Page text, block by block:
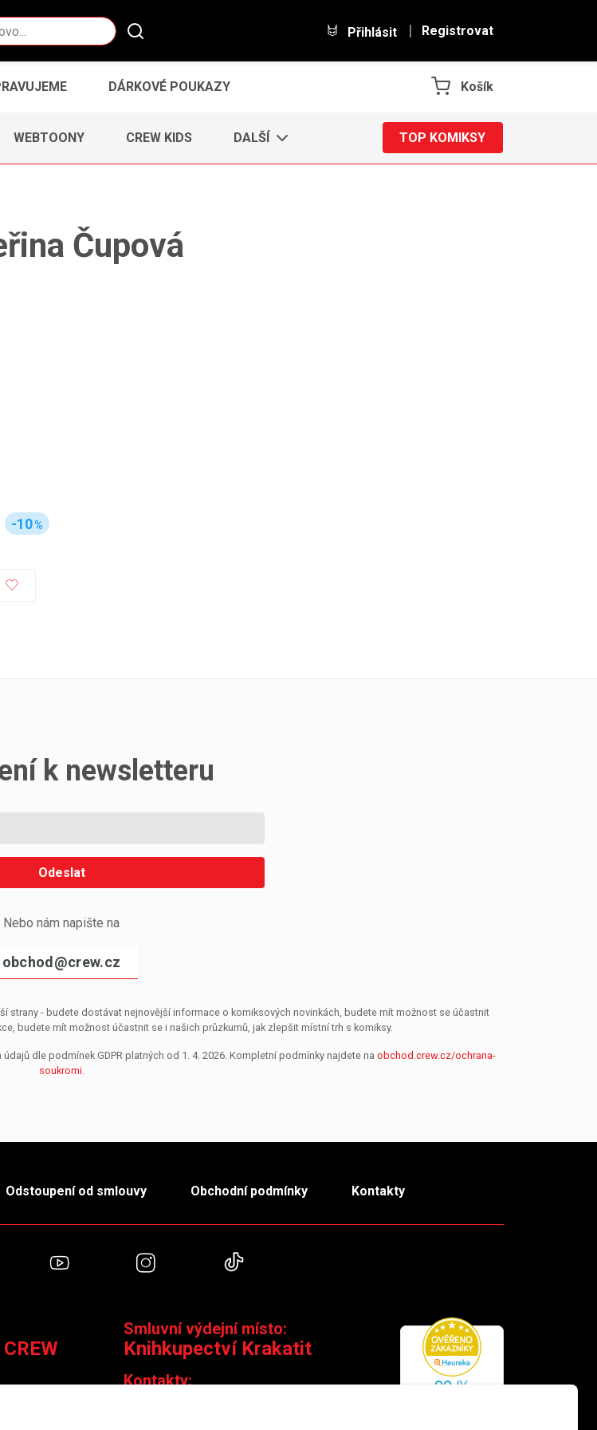
Přihlásit Registrovat
DÁRKOVÉ POUKAZY Košík
WEBTOONY CREW KIDS DALŠÍ TOP KOMIKSY
Čupová
-10%
k newsletteru
Odeslat
Nebo nám napište na
obchod@crew.cz
strany - budete dostávat nejnovější informace o komiksových novinkách, budete mít možnost se účastnit
budete mít možnost účastnit se i našich průzkumů, jak zlepšit místní trh s komiksy.
dle podmínek GDPR platných od 1. 4. 2026. Kompletní podmínky najdete na obchod.crew.cz/ochrana-
soukromi.
Odstoupení od smlouvy Obchodní podmínky Kontakty
YouTube Instagram
00 Praha 3
Smluvní výdejní místo:
Knihkupectví Krakatit
Kontakty: